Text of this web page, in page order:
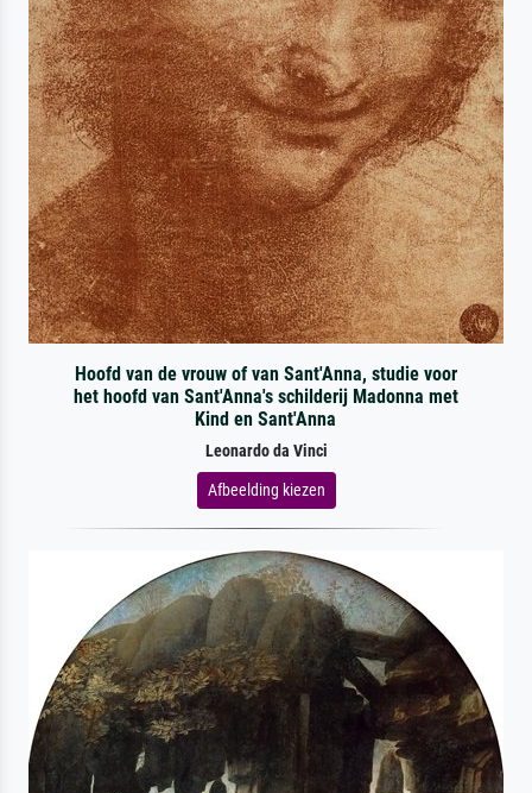
Hoofd van de vrouw of van Sant'Anna, studie voor
het hoofd van Sant'Anna's schilderij Madonna met
Kind en Sant'Anna
Leonardo da Vinci
Afbeelding kiezen